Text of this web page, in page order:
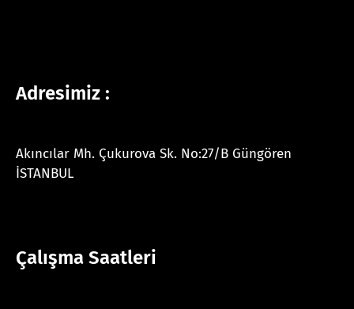
Adresimiz :
Akıncılar Mh. Çukurova Sk. No:27/B Güngören
İSTANBUL
Çalışma Saatleri